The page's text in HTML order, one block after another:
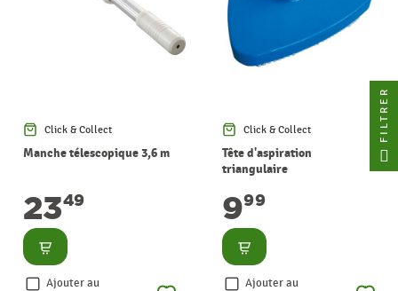
Click & Collect
Manche télescopique 3,6 m
2349
Consulter
Ajouter au
Click & Collect
Tête d'aspiration
triangulaire
999
Consulter
Ajouter au
FILTRER